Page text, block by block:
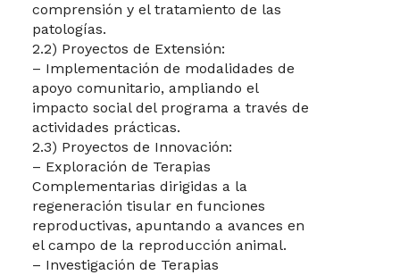
comprensión y el tratamiento de las
patologías.
2.2) Proyectos de Extensión:
– Implementación de modalidades de
apoyo comunitario, ampliando el
impacto social del programa a través de
actividades prácticas.
2.3) Proyectos de Innovación:
– Exploración de Terapias
Complementarias dirigidas a la
regeneración tisular en funciones
reproductivas, apuntando a avances en
el campo de la reproducción animal.
– Investigación de Terapias